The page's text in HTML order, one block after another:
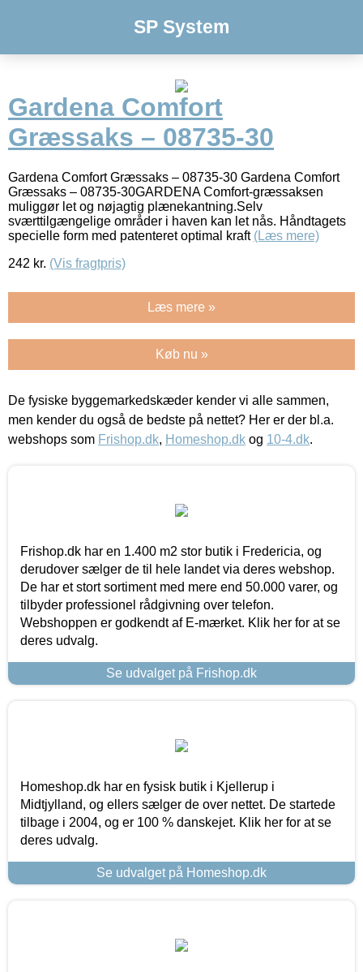
SP System
Gardena Comfort
Græssaks – 08735-30
Gardena Comfort Græssaks – 08735-30 Gardena Comfort
Græssaks – 08735-30GARDENA Comfort-græssaksen
muliggør let og nøjagtig plænekantning.Selv
sværttilgængelige områder i haven kan let nås. Håndtagets
specielle form med patenteret optimal kraft (Læs mere)
242 kr. (Vis fragtpris)
Læs mere »
Køb nu »
De fysiske byggemarkedskæder kender vi alle sammen,
men kender du også de bedste på nettet? Her er der bl.a.
webshops som Frishop.dk, Homeshop.dk og 10-4.dk.
Frishop.dk har en 1.400 m2 stor butik i Fredericia, og
derudover sælger de til hele landet via deres webshop.
De har et stort sortiment med mere end 50.000 varer, og
tilbyder professionel rådgivning over telefon.
Webshoppen er godkendt af E-mærket. Klik her for at se
deres udvalg.
Se udvalget på Frishop.dk
Homeshop.dk har en fysisk butik i Kjellerup i
Midtjylland, og ellers sælger de over nettet. De startede
tilbage i 2004, og er 100 % danskejet. Klik her for at se
deres udvalg.
Se udvalget på Homeshop.dk